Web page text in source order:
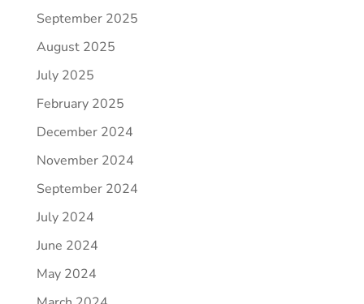
September 2025
August 2025
July 2025
February 2025
December 2024
November 2024
September 2024
July 2024
June 2024
May 2024